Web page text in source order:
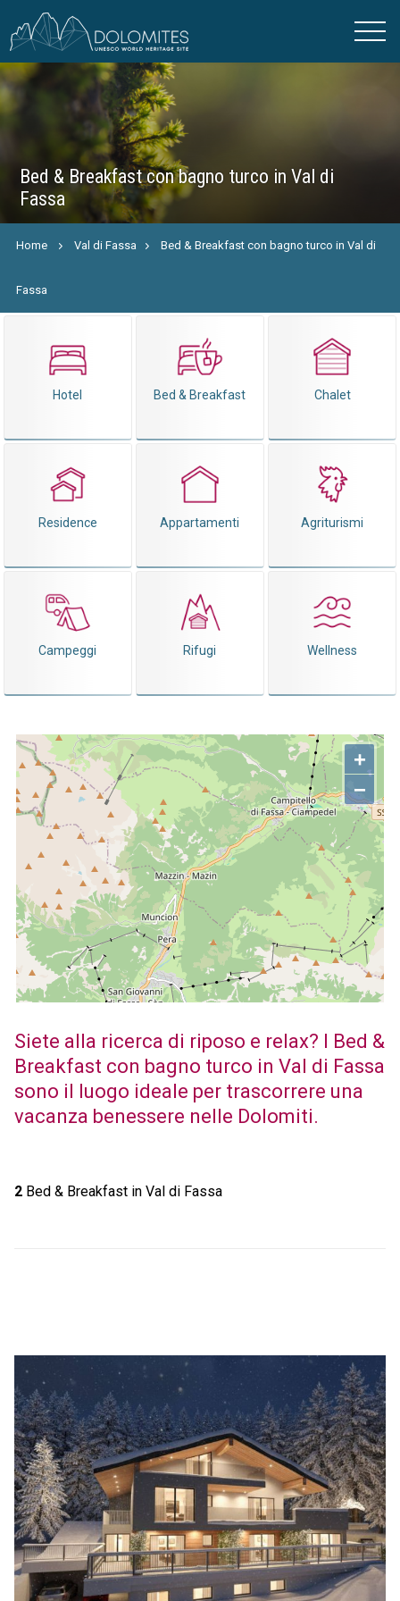
Bed & Breakfast con bagno turco in Val di
Fassa
Home Val di Fassa Bed & Breakfast con bagno turco in Val di
Fassa
Hotel Bed & Breakfast Chalet
Residence Appartamenti Agriturismi
Campeggi Rifugi Wellness
+
−
Siete alla ricerca di riposo e relax? I Bed &
Breakfast con bagno turco in Val di Fassa
sono il luogo ideale per trascorrere una
vacanza benessere nelle Dolomiti.
2Bed & Breakfast in Val di Fassa